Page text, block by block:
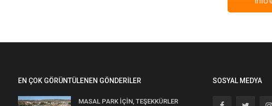
EN ÇOK GÖRÜNTÜLENEN GÖNDERILER
MASAL PARK İÇİN, TEŞEKKÜRLER
SOSYAL MEDYA